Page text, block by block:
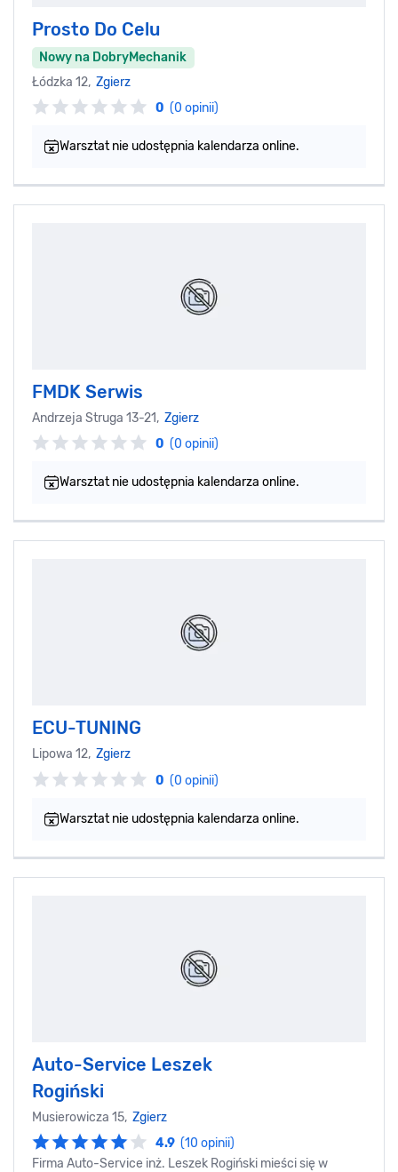
Prosto Do Celu
Nowy na DobryMechanik
Łódzka 12, Zgierz
0 (0 opinii)
Warsztat nie udostępnia kalendarza online.
FMDK Serwis
Andrzeja Struga 13-21, Zgierz
0 (0 opinii)
Warsztat nie udostępnia kalendarza online.
ECU-TUNING
Lipowa 12, Zgierz
0 (0 opinii)
Warsztat nie udostępnia kalendarza online.
Auto-Service Leszek
Rogiński
Musierowicza 15, Zgierz
4.9 (10 opinii)
Firma Auto-Service inż. Leszek Rogiński mieści się w